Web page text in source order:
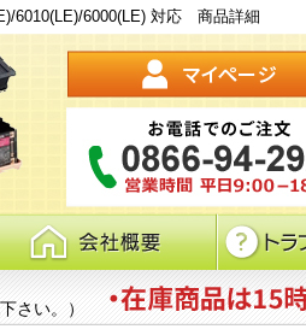
6010(LE)/6000(LE) 対応 商品詳細
さい。）